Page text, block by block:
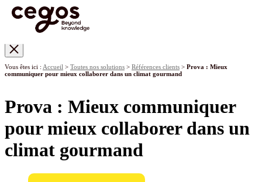
Vous êtes ici : Accueil > Toutes nos solutions > Références clients > Prova : Mieux
communiquer pour mieux collaborer dans un climat gourmand
Prova : Mieux communiquer
pour mieux collaborer dans un
climat gourmand